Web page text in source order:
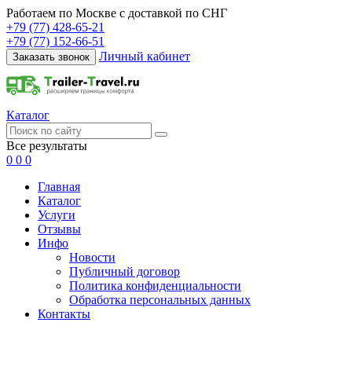
Работаем по Москве с доставкой по СНГ
+79 (77) 428-65-21
+79 (77) 152-66-51
Заказать звонок Личный кабинет
Каталог
Все результаты
0 0 0
Главная
Каталог
Услуги
Отзывы
Инфо
Новости
Публичный договор
Политика конфиденциальности
Обработка персональных данных
Контакты